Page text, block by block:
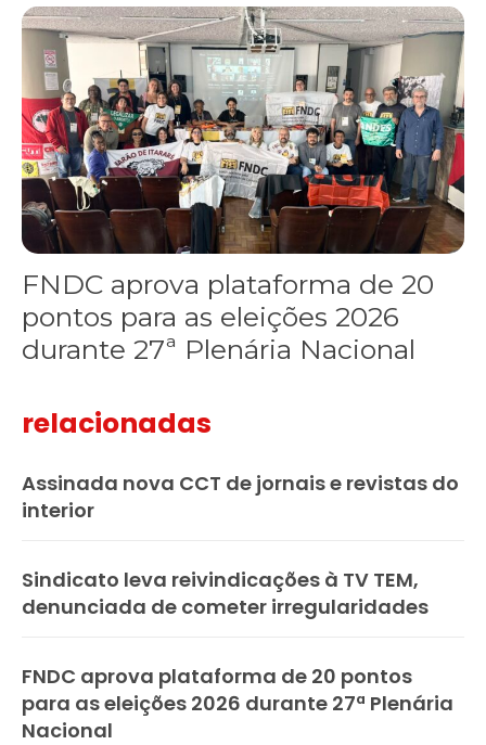
FNDC aprova plataforma de 20 pontos para as eleições 2026
FNDC aprova plataforma de 20
pontos para as eleições 2026
durante 27ª Plenária Nacional
relacionadas
Assinada nova CCT de jornais e revistas do
interior
Sindicato leva reivindicações à TV TEM,
denunciada de cometer irregularidades
FNDC aprova plataforma de 20 pontos
para as eleições 2026 durante 27ª Plenária
Nacional